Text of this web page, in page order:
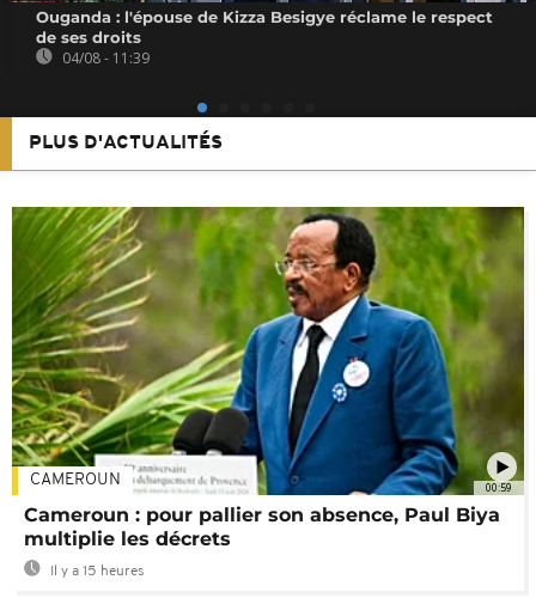
Ouganda : l'épouse de Kizza Besigye réclame le respect
de ses droits
04/08 - 11:39
PLUS D'ACTUALITÉS
00:59
CAMEROUN
Cameroun : pour pallier son absence, Paul Biya
multiplie les décrets
Il y a 15 heures